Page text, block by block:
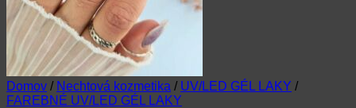
Domov / Nechtová kozmetika / UV/LED GÉL LAKY /
FAREBNÉ UV/LED GÉL LAKY